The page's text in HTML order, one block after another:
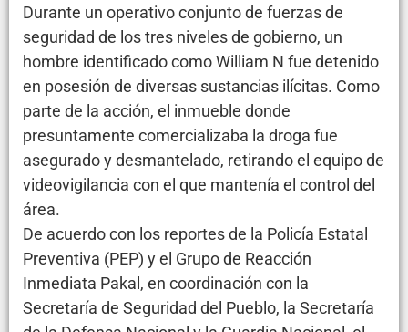
Durante un operativo conjunto de fuerzas de
seguridad de los tres niveles de gobierno, un
hombre identificado como William N fue detenido
en posesión de diversas sustancias ilícitas. Como
parte de la acción, el inmueble donde
presuntamente comercializaba la droga fue
asegurado y desmantelado, retirando el equipo de
videovigilancia con el que mantenía el control del
área.
De acuerdo con los reportes de la Policía Estatal
Preventiva (PEP) y el Grupo de Reacción
Inmediata Pakal, en coordinación con la
Secretaría de Seguridad del Pueblo, la Secretaría